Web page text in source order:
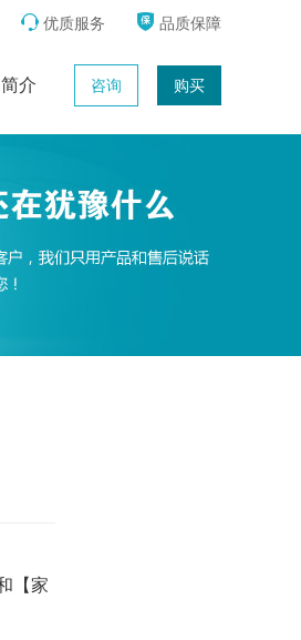
 优质服务  品质保障
介 咨询 购买
【家